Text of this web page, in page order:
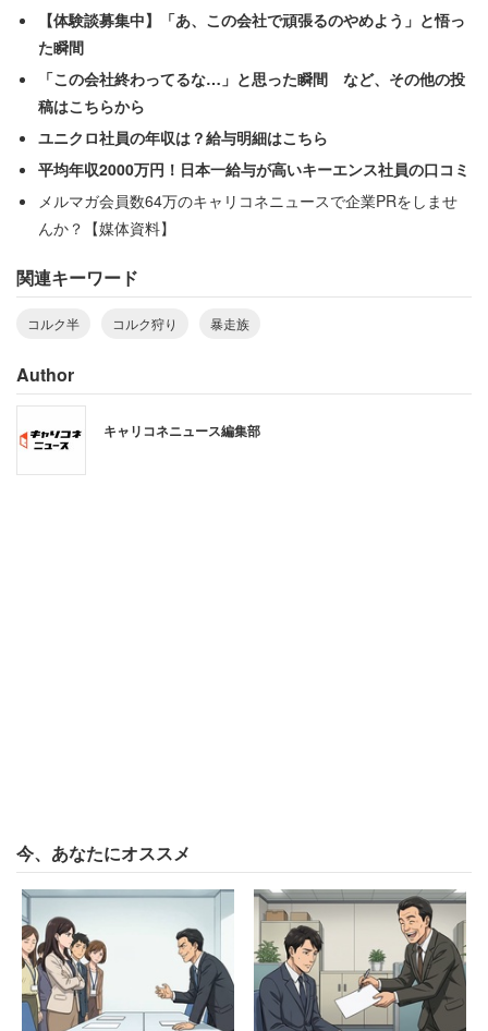
「仕事柄さまざまな客が来るが、コルクをかぶれば
根性入っている奴みたいに思われていたみたい」
と続け、”コルク”をかぶることはヤンキーのステータスに
なっていたという。
6000円で、コルク＝日本製のような価値があるという。
今回の恐喝事件で奪われたヘルメットは、購入価格2万円
た。
最近はホームセンターなどでコルクを使わず、形状だけを
「（容疑者の）高校生が先輩から風の噂か何かで聞
いたんじゃないか」
と不思議がっていた。
【体験談募集中】「あ、この会社で頑張るのやめよう」と悟っ
た瞬間
「この会社終わってるな…」と思った瞬間 など、その他の投
稿はこちらから
ユニクロ社員の年収は？給与明細はこちら
平均年収2000万円！日本一給与が高いキーエンス社員の口コミ
メルマガ会員数64万のキャリコネニュースで企業PRをしませ
んか？【媒体資料】
関連キーワード
コルク半 コルク狩り 暴走族
Author
キャリコネニュース編集部
今、あなたにオススメ